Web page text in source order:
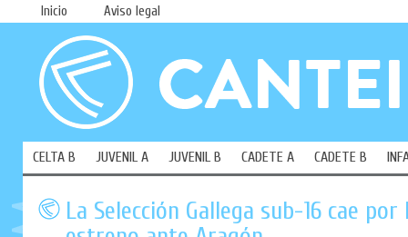
Inicio Aviso legal
CELTA B JUVENIL A JUVENIL B CADETE A CADETE B
La Selección Gallega sub-16 cae